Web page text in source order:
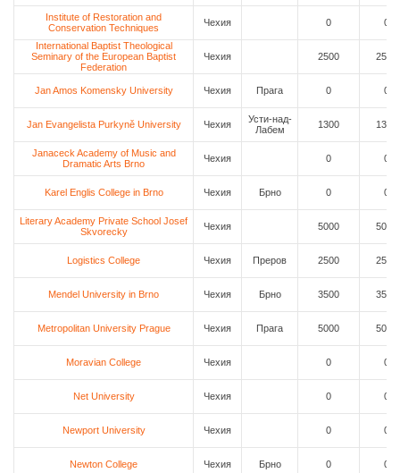
Institute of Restoration and
Conservation Techniques
Чехия 0 0
International Baptist Theological
Seminary of the European Baptist
Federation
Чехия 2500 2500
Jan Amos Komensky University Чехия Прага 0 0
Jan Evangelista Purkyně University Чехия
Усти-над-
Лабем
1300 1300
Janaceck Academy of Music and
Dramatic Arts Brno
Чехия 0 0
Karel Englis College in Brno Чехия Брно 0 0
Literary Academy Private School Josef
Skvorecky
Чехия 5000 5000
Logistics College Чехия Преров 2500 2500
Mendel University in Brno Чехия Брно 3500 3500
Metropolitan University Prague Чехия Прага 5000 5000
Moravian College Чехия 0 0
Net University Чехия 0 0
Newport University Чехия 0 0
Newton College Чехия Брно 0 0